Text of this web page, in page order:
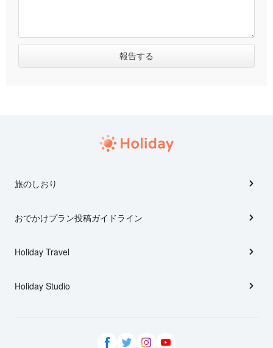
旅のしおり
おでかけプラン投稿ガイドライン
Holiday Travel
Holiday Studio